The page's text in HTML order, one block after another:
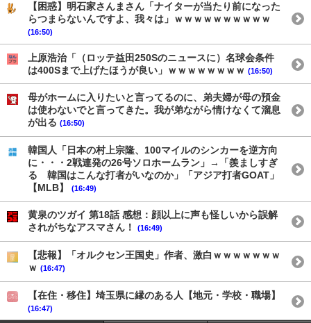
【困惑】明石家さんまさん「ナイターが当たり前になった
らつまらないんですよ、我々は」ｗｗｗｗｗｗｗｗｗｗ
(16:50)
上原浩治「（ロッテ益田250Sのニュースに）名球会条件
は400Sまで上げたほうが良い」ｗｗｗｗｗｗｗｗ (16:50)
母がホームに入りたいと言ってるのに、弟夫婦が母の預金
は使わないでと言ってきた。我が弟ながら情けなくて溜息
が出る (16:50)
韓国人「日本の村上宗隆、100マイルのシンカーを逆方向
に・・・2戦連発の26号ソロホームラン」→「羨ましすぎ
る 韓国はこんな打者がいなのか」「アジア打者GOAT」
【MLB】
(16:49)
黄泉のツガイ 第18話 感想：顔以上に声も怪しいから誤解
されがちなアスマさん！
(16:49)
【悲報】「オルクセン王国史」作者、激白ｗｗｗｗｗｗｗ
ｗ (16:47)
【在住・移住】埼玉県に縁のある人【地元・学校・職場】
(16:47)